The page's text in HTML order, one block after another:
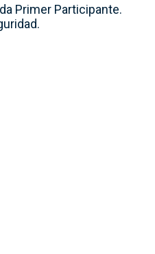
Primer Participante.